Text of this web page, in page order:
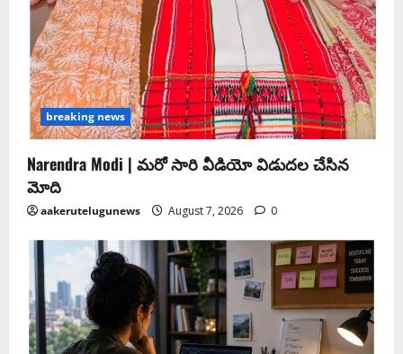
breaking news
Narendra Modi | మ‌రో సారి వీడియో విడుద‌ల చేసిన
మోది
aakerutelugunews August 7, 2026 0